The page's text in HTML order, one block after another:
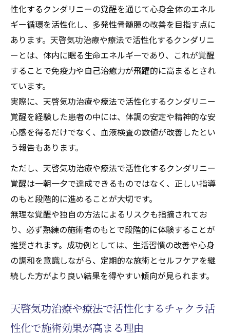
性化するクンダリニーの覚醒を通じて心身全体のエネル
ギー循環を活性化し、多発性骨髄腫の改善を目指す点に
あります。天啓気功治療や療法で活性化するクンダリニ
ーとは、体内に眠る生命エネルギーであり、これが覚醒
することで免疫力や自己治癒力が飛躍的に高まるとされ
ています。
実際に、天啓気功治療や療法で活性化するクンダリニー
覚醒を経験した患者の中には、体調の安定や精神的な安
心感を得るだけでなく、血液検査の数値が改善したとい
う報告もあります。
ただし、天啓気功治療や療法で活性化するクンダリニー
覚醒は一朝一夕で達成できるものではなく、正しい指導
のもと段階的に進めることが大切です。
無理な覚醒や独自の方法によるリスクも指摘されてお
り、必ず熟練の施術者のもとで段階的に体験することが
推奨されます。成功例としては、生活習慣の改善や心身
の調和を意識しながら、定期的な施術とセルフケアを継
続した方がより良い結果を得やすい傾向が見られます。
天啓気功治療や療法で活性化するチャクラ活
性化で施術効果が高まる理由